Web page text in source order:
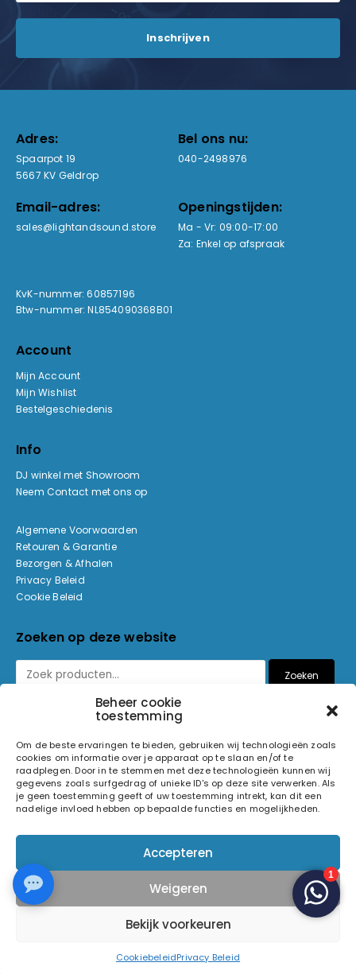
Beheer cookie
toestemming
Om de beste ervaringen te bieden, gebruiken wij technologieën zoals
cookies om informatie over je apparaat op te slaan en/of te
raadplegen. Door in te stemmen met deze technologieën kunnen wij
gegevens zoals surfgedrag of unieke ID's op deze site verwerken. Als
je geen toestemming geeft of uw toestemming intrekt, kan dit een
nadelige invloed hebben op bepaalde functies en mogelijkheden.
Accepteren
Weigeren
Bekijk voorkeuren
CookiebeleidPrivacy Beleid
Adres:
Spaarpot 19
5667 KV Geldrop
Bel ons nu:
040-2498976
Email-adres:
sales@lightandsound.store
Openingstijden:
Ma - Vr: 09:00-17:00
Za: Enkel op afspraak
KvK-nummer: 60857196
Btw-nummer: NL854090368B01
Account
Mijn Account
Mijn Wishlist
Bestelgeschiedenis
Info
DJ winkel met Showroom
Neem Contact met ons op
Algemene Voorwaarden
Retouren & Garantie
Bezorgen & Afhalen
Privacy Beleid
Cookie Beleid
Zoeken op deze website
Zoeken
© 2026 Light and Sound Factory. Alle rechten voorbehouden.
Volg ons op